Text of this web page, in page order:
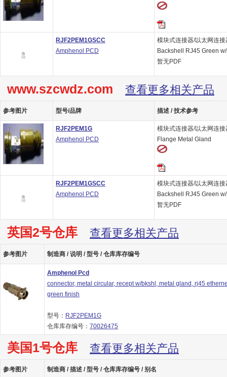
RJF2PEM1GSCC
Amphenol PCD
模块式连接器/以太网连
Backshell RJ45 Green
暂无PDF
www.szcwdz.com 查看更多相关产品
参考图片 型号/品牌 描述 / 技术参考
RJF2PEM1G
Amphenol PCD
模块式连接器/以太网连
Flange Metal Gland
RJF2PEM1GSCC
Amphenol PCD
模块式连接器/以太网连
Backshell RJ45 Green
暂无PDF
英国2号仓库 查看更多相关产品
参考图片 制造商 / 说明 / 型号 / 仓库库存编号
Amphenol Pcd
connector, metal circular, recept w/bkshl, metal gland, rj45
green finish
型号： RJF2PEM1G
仓库库存编号： 70026475
美国1号仓库 查看更多相关产品
参考图片 制造商 / 描述 / 型号 / 仓库库存编号 / 别名